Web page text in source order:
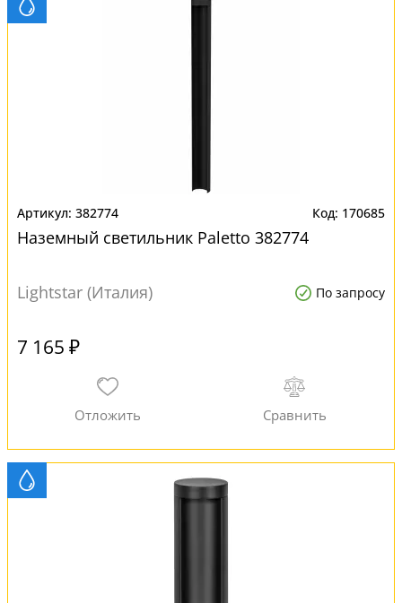
382774 170685
Наземный светильник Paletto 382774
Lightstar (Италия) По запросу
7 165 ₽